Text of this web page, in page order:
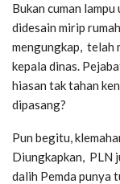
Bukan cuman
didesain mirip
mengungkap, telah
kepala dinas.
hiasan tak tahan
dipasang?
Pun begitu,
Diungkapkan, PLN
dalih Pemda punya